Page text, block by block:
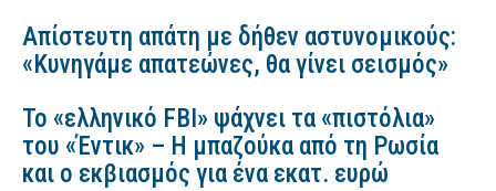
Απίστευτη απάτη με δήθεν αστυνομικούς:
«Κυνηγάμε απατεώνες, θα γίνει σεισμός»
Το «ελληνικό FBI» ψάχνει τα «πιστόλια»
του «Έντικ» – Η μπαζούκα από τη Ρωσία
και ο εκβιασμός για ένα εκατ. ευρώ